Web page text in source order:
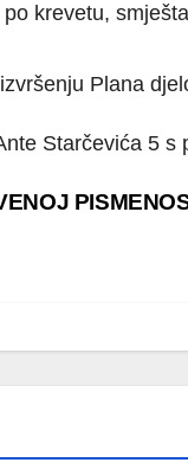
krevetu,
Plana
Starčevića 5